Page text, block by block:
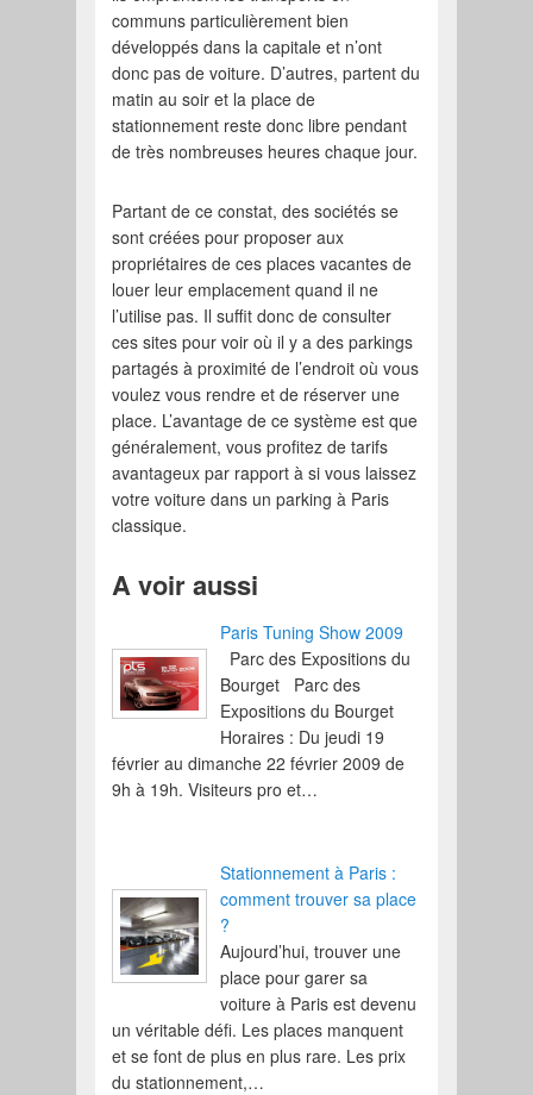
communs particulièrement bien
développés dans la capitale et n’ont
donc pas de voiture. D’autres, partent du
matin au soir et la place de
stationnement reste donc libre pendant
de très nombreuses heures chaque jour.
Partant de ce constat, des sociétés se
sont créées pour proposer aux
propriétaires de ces places vacantes de
louer leur emplacement quand il ne
l’utilise pas. Il suffit donc de consulter
ces sites pour voir où il y a des parkings
partagés à proximité de l’endroit où vous
voulez vous rendre et de réserver une
place. L’avantage de ce système est que
généralement, vous profitez de tarifs
avantageux par rapport à si vous laissez
votre voiture dans un parking à Paris
classique.
A voir aussi
Paris Tuning Show 2009
Parc des Expositions du
Bourget Parc des
Expositions du Bourget
Horaires : Du jeudi 19
février au dimanche 22 février 2009 de
9h à 19h. Visiteurs pro et…
Stationnement à Paris :
comment trouver sa place
?
Aujourd’hui, trouver une
place pour garer sa
voiture à Paris est devenu
un véritable défi. Les places manquent
et se font de plus en plus rare. Les prix
du stationnement,…